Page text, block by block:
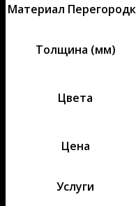
Материал
Толщина (мм)
Цвета
Цена
Услуги